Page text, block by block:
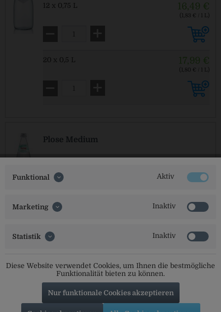
12 x 0,75 L 16,49 €
(1,83 € / 1 L)
20 x 0,5 L 17,99 €
(1,80 € / 1 L)
Plose Medium
6 x 1,0 L 10,99 €
(1,83 € / 1 L)
6 x 1,0 L
zzgl. Pfand: 2,40 € *
Funktional Aktiv
Marketing Inaktiv
Statistik Inaktiv
Diese Website verwendet Cookies, um Ihnen die bestmögliche
Funktionalität bieten zu können.
Nur funktionale Cookies akzeptieren